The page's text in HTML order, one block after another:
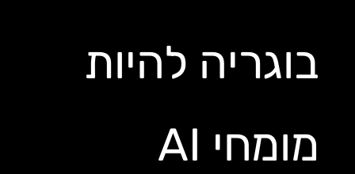
בוגריה להיות
מומחי AI